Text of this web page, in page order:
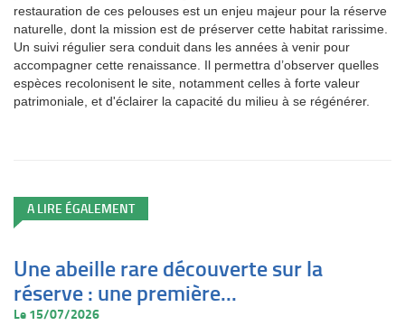
restauration de ces pelouses est un enjeu majeur pour la réserve
naturelle, dont la mission est de préserver cette habitat rarissime.
Un suivi régulier sera conduit dans les années à venir pour
accompagner cette renaissance. Il permettra d’observer quelles
espèces recolonisent le site, notamment celles à forte valeur
patrimoniale, et d'éclairer la capacité du milieu à se régénérer.
A LIRE ÉGALEMENT
Une abeille rare découverte sur la
réserve : une première...
Le 15/07/2026